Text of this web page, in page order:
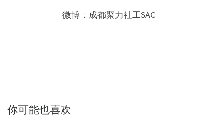
微博：成都聚力社工SAC
你可能也喜欢